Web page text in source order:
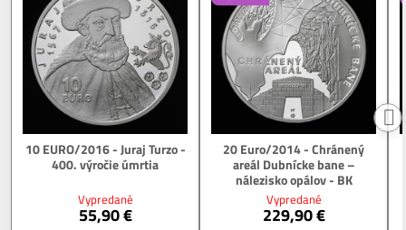
10 EURO/2016 - Juraj Turzo -
400. výročie úmrtia
Vypredané
55,90 €
20 Euro/2014 - Chránený
areál Dubnícke bane –
nálezisko opálov - BK
Vypredané
229,90 €